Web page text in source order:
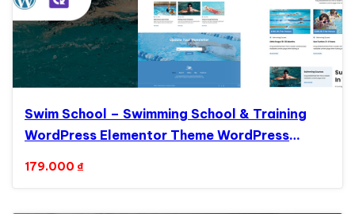
Swim School – Swimming School & Training
WordPress Elementor Theme WordPress
179.000 ₫